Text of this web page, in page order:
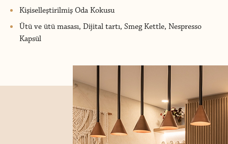
Kişiselleştirilmiş Oda Kokusu
Ütü ve ütü masası, Dijital tartı, Smeg Kettle, Nespresso
Kapsül